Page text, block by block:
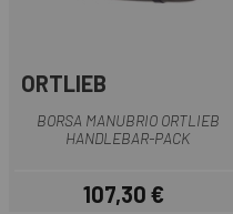
ORTLIEB
BORSA MANUBRIO ORTLIEB
HANDLEBAR-PACK
Prezzo
107,30 €